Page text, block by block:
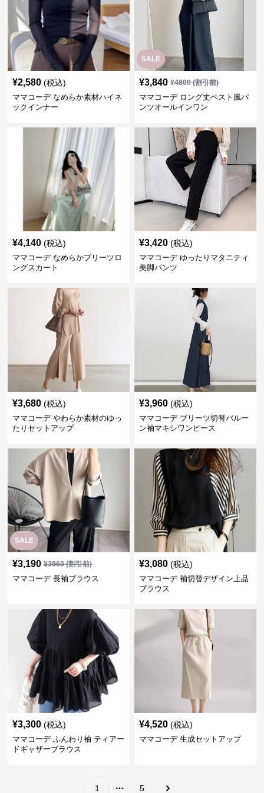
¥2,580 (税込)
ママコーデ なめらか素材ハイネ
ックインナー
SALE
¥3,840 ¥4800(割引前)
ママコーデ ロング丈ベスト風パ
ンツオールインワン
¥4,140 (税込)
ママコーデ なめらかプリーツロ
ングスカート
¥3,420 (税込)
ママコーデ ゆったりマタニティ
美脚パンツ
¥3,680 (税込)
ママコーデ やわらか素材のゆっ
たりセットアップ
¥3,960 (税込)
ママコーデ プリーツ切替バルー
ン袖マキシワンピース
SALE
¥3,190 ¥3960(割引前)
ママコーデ 長袖ブラウス
¥3,080 (税込)
ママコーデ 袖切替デザイン上品
ブラウス
¥3,300 (税込)
ママコーデ ふんわり袖 ティアー
ドギャザーブラウス
¥4,520 (税込)
ママコーデ 生成セットアップ
1 5